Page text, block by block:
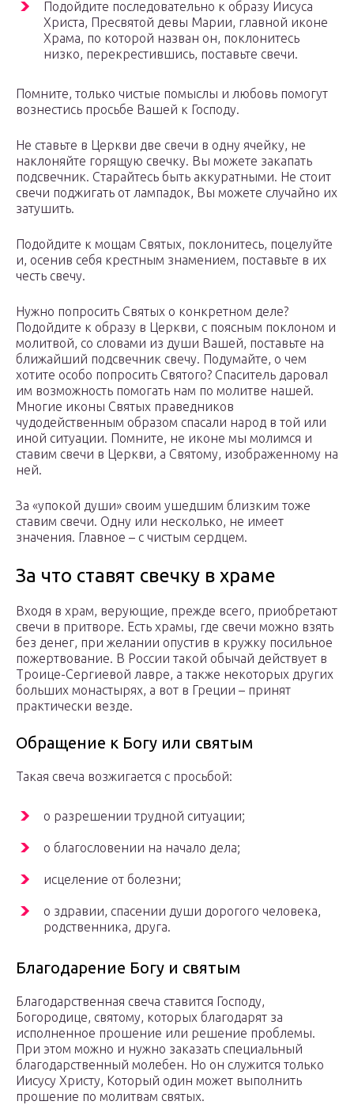
Подойдите последовательно к образу Иисуса
Христа, Пресвятой девы Марии, главной иконе
Храма, по которой назван он, поклонитесь
низко, перекрестившись, поставьте свечи.
Помните, только чистые помыслы и любовь помогут
вознестись просьбе Вашей к Господу.
Не ставьте в Церкви две свечи в одну ячейку, не
наклоняйте горящую свечку. Вы можете закапать
подсвечник. Старайтесь быть аккуратными. Не стоит
свечи поджигать от лампадок, Вы можете случайно их
затушить.
Подойдите к мощам Святых, поклонитесь, поцелуйте
и, осенив себя крестным знамением, поставьте в их
честь свечу.
Нужно попросить Святых о конкретном деле?
Подойдите к образу в Церкви, с поясным поклоном и
молитвой, со словами из души Вашей, поставьте на
ближайший подсвечник свечу. Подумайте, о чем
хотите особо попросить Святого? Спаситель даровал
им возможность помогать нам по молитве нашей.
Многие иконы Святых праведников
чудодейственным образом спасали народ в той или
иной ситуации. Помните, не иконе мы молимся и
ставим свечи в Церкви, а Святому, изображенному на
ней.
За «упокой души» своим ушедшим близким тоже
ставим свечи. Одну или несколько, не имеет
значения. Главное – с чистым сердцем.
За что ставят свечку в храме
Входя в храм, верующие, прежде всего, приобретают
свечи в притворе. Есть храмы, где свечи можно взять
без денег, при желании опустив в кружку посильное
пожертвование. В России такой обычай действует в
Троице-Сергиевой лавре, а также некоторых других
больших монастырях, а вот в Греции – принят
практически везде.
Обращение к Богу или святым
Такая свеча возжигается с просьбой:
о разрешении трудной ситуации;
о благословении на начало дела;
исцеление от болезни;
о здравии, спасении души дорогого человека,
родственника, друга.
Благодарение Богу и святым
Благодарственная свеча ставится Господу,
Богородице, святому, которых благодарят за
исполненное прошение или решение проблемы.
При этом можно и нужно заказать специальный
благодарственный молебен. Но он служится только
Иисусу Христу, Который один может выполнить
прошение по молитвам святых.